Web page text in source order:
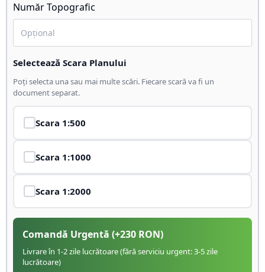
Număr Topografic
Selectează Scara Planului
Poți selecta una sau mai multe scări. Fiecare scară va fi un
document separat.
Scara 1:500
Scara 1:1000
Scara 1:2000
Comandă Urgentă (+230 RON)
Livrare în 1-2 zile lucrătoare (fără serviciu urgent: 3-5 zile
lucrătoare)